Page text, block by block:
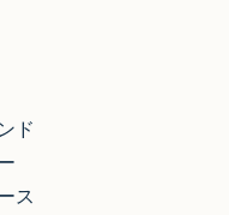
ド
ス